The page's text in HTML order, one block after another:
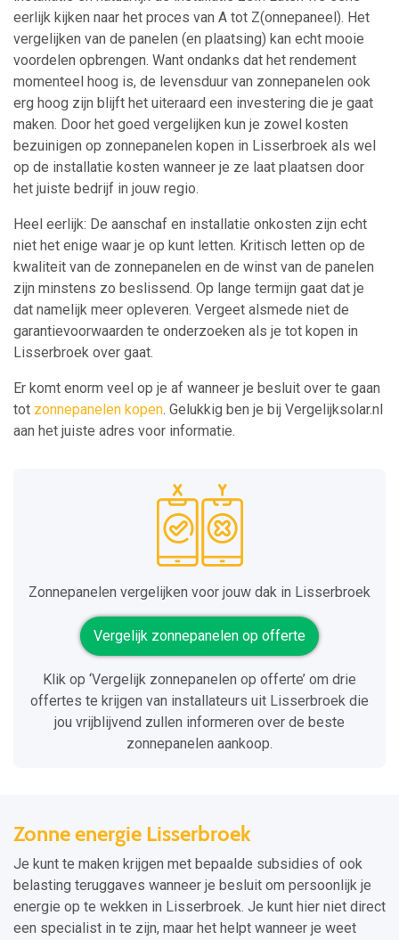
eerlijk kijken naar het proces van A tot Z(onnepaneel). Het
vergelijken van de panelen (en plaatsing) kan echt mooie
voordelen opbrengen. Want ondanks dat het rendement
momenteel hoog is, de levensduur van zonnepanelen ook
erg hoog zijn blijft het uiteraard een investering die je gaat
maken. Door het goed vergelijken kun je zowel kosten
bezuinigen op zonnepanelen kopen in Lisserbroek als wel
op de installatie kosten wanneer je ze laat plaatsen door
het juiste bedrijf in jouw regio.
Heel eerlijk: De aanschaf en installatie onkosten zijn echt
niet het enige waar je op kunt letten. Kritisch letten op de
kwaliteit van de zonnepanelen en de winst van de panelen
zijn minstens zo beslissend. Op lange termijn gaat dat je
dat namelijk meer opleveren. Vergeet alsmede niet de
garantievoorwaarden te onderzoeken als je tot kopen in
Lisserbroek over gaat.
Er komt enorm veel op je af wanneer je besluit over te gaan
tot zonnepanelen kopen. Gelukkig ben je bij Vergelijksolar.nl
aan het juiste adres voor informatie.
Zonnepanelen vergelijken voor jouw dak in Lisserbroek
Vergelijk zonnepanelen op offerte
Klik op ‘Vergelijk zonnepanelen op offerte’ om drie
offertes te krijgen van installateurs uit Lisserbroek die
jou vrijblijvend zullen informeren over de beste
zonnepanelen aankoop.
Zonne energie Lisserbroek
Je kunt te maken krijgen met bepaalde subsidies of ook
belasting teruggaves wanneer je besluit om persoonlijk je
energie op te wekken in Lisserbroek. Je kunt hier niet direct
een specialist in te zijn, maar het helpt wanneer je weet